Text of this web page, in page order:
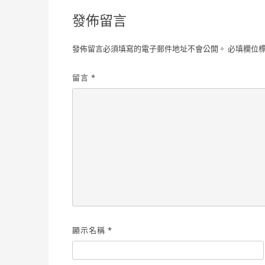
發佈留言
發佈留言必須填寫的電子郵件地址不會公開。 必填欄位
留言 *
顯示名稱 *